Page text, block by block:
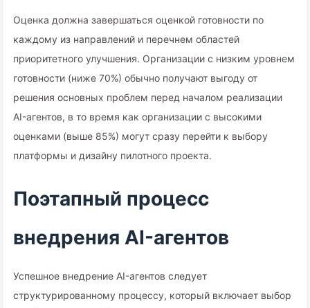
Оценка должна завершаться оценкой готовности по
каждому из направлений и перечнем областей
приоритетного улучшения. Организации с низким уровнем
готовности (ниже 70%) обычно получают выгоду от
решения основных проблем перед началом реализации
AI-агентов, в то время как организации с высокими
оценками (выше 85%) могут сразу перейти к выбору
платформы и дизайну пилотного проекта.
Поэтапный процесс
внедрения AI-агентов
Успешное внедрение AI-агентов следует
структурированному процессу, который включает выбор